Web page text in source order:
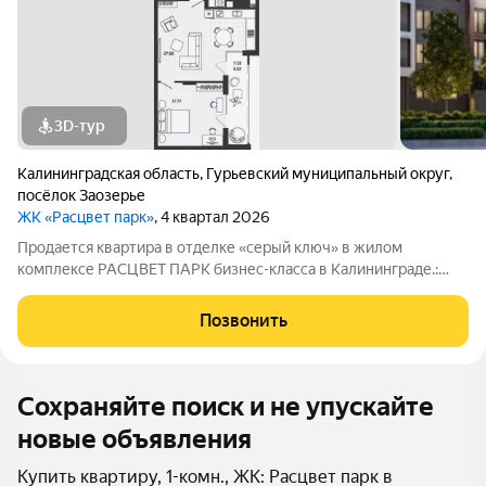
3D-тур
Калининградская область, Гурьевский муниципальный округ,
посёлок Заозерье
ЖК «Расцвет парк», 4 квартал 2026
Продается квартира в отделке «серый ключ» в жилом
комплексе РАСЦВЕТ ПАРК бизнес-класса в Калининграде.:
Виды на озеро и природу благодаря панорамному остеклению.
Продуманная
Позвонить
Сохраняйте поиск и не упускайте
новые объявления
Купить квартиру, 1-комн., ЖК: Расцвет парк в